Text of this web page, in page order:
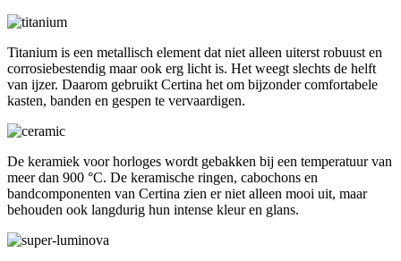
Titanium is een metallisch element dat niet alleen uiterst robuust en
corrosiebestendig maar ook erg licht is. Het weegt slechts de helft
van ijzer. Daarom gebruikt Certina het om bijzonder comfortabele
kasten, banden en gespen te vervaardigen.
De keramiek voor horloges wordt gebakken bij een temperatuur van
meer dan 900 °C. De keramische ringen, cabochons en
bandcomponenten van Certina zien er niet alleen mooi uit, maar
behouden ook langdurig hun intense kleur en glans.